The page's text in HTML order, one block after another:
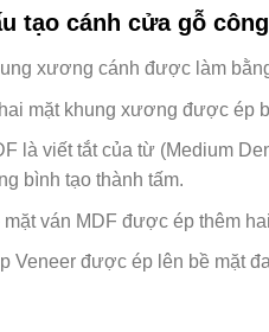
tạo cánh cửa gỗ
xương cánh được làm
mặt khung xương được ép
là viết tắt của từ (Medium
bình tạo thành tấm.
mặt ván MDF được ép thêm
Veneer được ép lên bề mặt